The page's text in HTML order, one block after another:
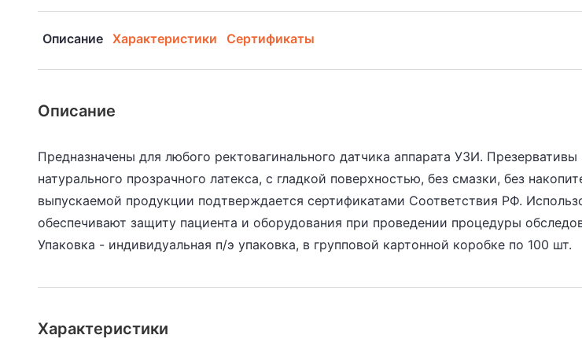
Описание Характеристики Сертификаты
Описание
Предназначены для любого ректовагинального датчика аппарата УЗИ. Презервативы
натурального прозрачного латекса, с гладкой поверхностью, без смазки, без
выпускаемой продукции подтверждается сертификатами Соответствия РФ.
обеспечивают защиту пациента и оборудования при проведении процедуры
Упаковка - индивидуальная п/э упаковка, в групповой картонной коробке по 100 шт.
Характеристики